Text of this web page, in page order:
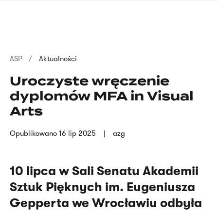
Ścieżka
nawigacyjna
ASP Aktualności
Uroczyste wręczenie
dyplomów MFA in Visual
Arts
Opublikowano 16 lip 2025 azg
10 lipca w Sali Senatu Akademii
Sztuk Pięknych im. Eugeniusza
Gepperta we Wrocławiu odbyła